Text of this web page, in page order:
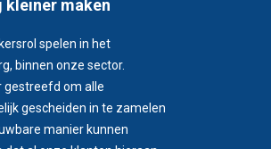
kleiner maken
spelen in het
binnen onze sector.
gestreefd om alle
gescheiden in te zamelen
manier kunnen